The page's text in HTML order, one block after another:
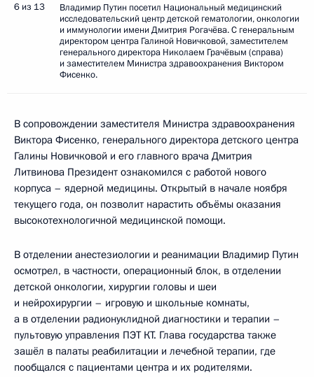
6 из 13
Владимир Путин посетил Национальный медицинский
исследовательский центр детской гематологии, онкологии
и иммунологии имени Дмитрия Рогачёва. С генеральным
директором центра Галиной Новичковой, заместителем
генерального директора Николаем Грачёвым (справа)
и заместителем Министра здравоохранения Виктором
Фисенко.
В сопровождении заместителя Министра здравоохранения
Виктора Фисенко, генерального директора детского центра
Галины Новичковой и его главного врача Дмитрия
Литвинова Президент ознакомился с работой нового
корпуса – ядерной медицины. Открытый в начале ноября
текущего года, он позволит нарастить объёмы оказания
высокотехнологичной медицинской помощи.
В отделении анестезиологии и реанимации Владимир Путин
осмотрел, в частности, операционный блок, в отделении
детской онкологии, хирургии головы и шеи
и нейрохирургии – игровую и школьные комнаты,
а в отделении радионуклидной диагностики и терапии –
пультовую управления ПЭТ КТ. Глава государства также
зашёл в палаты реабилитации и лечебной терапии, где
пообщался с пациентами центра и их родителями.